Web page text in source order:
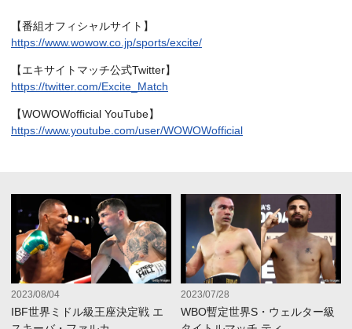
【番組オフィシャルサイト】
https://www.wowow.co.jp/sports/excite/
【エキサイトマッチ公式Twitter】
https://twitter.com/Excite_Match
【WOWOWofficial YouTube】
https://www.youtube.com/user/WOWOWofficial
2023/08/04
IBF世界ミドル級王座決定戦 エ
2023/07/28
WBO暫定世界S・ウェルター級